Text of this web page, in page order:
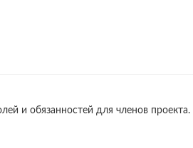
и обязанностей для членов проекта.